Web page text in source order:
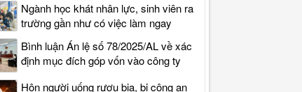
Ngành học khát nhân lực, sinh viên ra
trường gần như có việc làm ngay
Bình luận Án lệ số 78/2025/AL về xác
định mục đích góp vốn vào công ty
Hôn người uống rượu bia, bị công an